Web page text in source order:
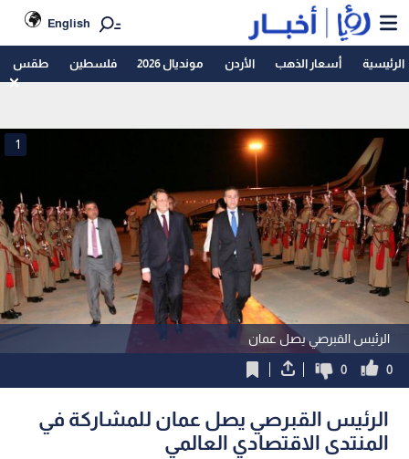
English
الرئيسية أسعار الذهب الأردن مونديال 2026 فلسطين طقس
الرئيس القبرصي يصل عمان
1
0
0
الرئيس القبرصي يصل عمان للمشاركة في
المنتدى الاقتصادي العالمي